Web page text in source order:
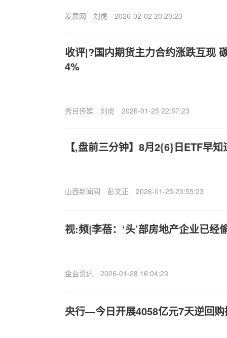
发展网 刘虎 2026-02-02 20:20:23
收评|?国内期货主力合约涨跌互现
4%
秀目传媒 刘虎 2026-01-25 22:57:23
【,盘前三分钟】8月2{6}日ETF早知
山西新闻网 彭文正 2026-01-25 23:55:23
视:频|李蓓：‘头’部房地产企业已经
金台资讯 2026-01-28 16:04:23
央行—今日开展4058亿元7天逆回购